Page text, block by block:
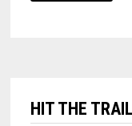
HIT THE